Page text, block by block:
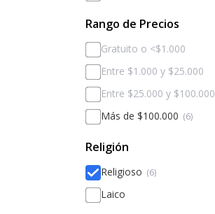
Rango de Precios
Gratuito o <$1.000
Entre $1.000 y $25.000
Entre $25.000 y $100.000
Más de $100.000 (6)
Religión
Religioso (6)
Laico